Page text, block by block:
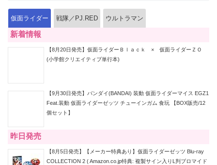
仮面ライダー 戦隊／PJ.RED ウルトラマン
新着情報
【8月20日発売】仮面ライダーＢｌａｃｋ × 仮面ライダーＺＯ
(小学館クリエイティブ単行本)
【9月30日発売】バンダイ(BANDAI) 装動 仮面ライダーマイス EGZ1
Feat.装動 仮面ライダーゼッツ チューインガム 食玩 【BOX販売/12
個セット】
昨日発売
【8月5日発売】【メーカー特典あり】仮面ライダーゼッツ Blu-ray
COLLECTION 2 ( Amazon.co.jp特典: 複製サイン入りL判ブロマイド